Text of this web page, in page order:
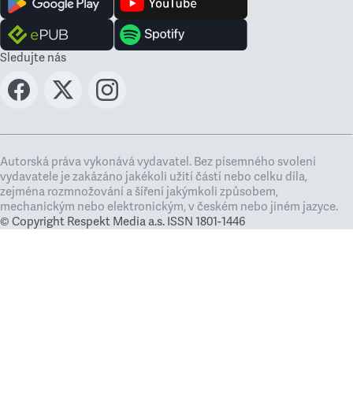
Sledujte nás
Autorská práva vykonává vydavatel. Bez písemného svolení
vydavatele je zakázáno jakékoli užití částí nebo celku díla,
zejména rozmnožování a šíření jakýmkoli způsobem,
mechanickým nebo elektronickým, v českém nebo jiném jazyce.
© Copyright Respekt Media a.s. ISSN 1801-1446